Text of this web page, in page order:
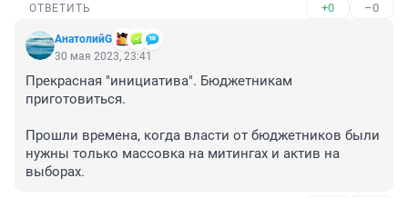
ОТВЕТИТЬ +0 –0
АнатолийG
30 мая 2023, 23:41
Прекрасная "инициатива". Бюджетникам
приготовиться.
Прошли времена, когда власти от бюджетников были
нужны только массовка на митингах и актив на
выборах.